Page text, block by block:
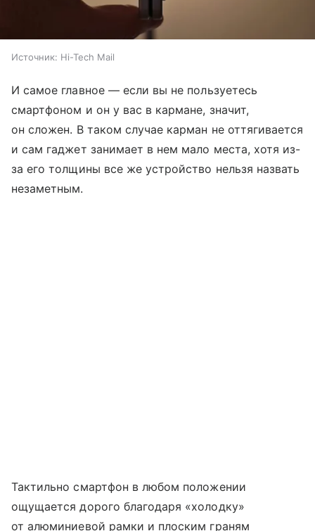
Источник: Hi-Tech Mail
И самое главное — если вы не пользуетесь
смартфоном и он у вас в кармане, значит,
он сложен. В таком случае карман не оттягивается
и сам гаджет занимает в нем мало места, хотя из-
за его толщины все же устройство нельзя назвать
незаметным.
Тактильно смартфон в любом положении
ощущается дорого благодаря «холодку»
от алюминиевой рамки и плоским граням